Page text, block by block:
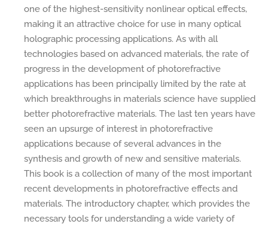
one of the highest-sensitivity nonlinear optical effects,
making it an attractive choice for use in many optical
holographic processing applications. As with all
technologies based on advanced materials, the rate of
progress in the development of photorefractive
applications has been principally limited by the rate at
which breakthroughs in materials science have supplied
better photorefractive materials. The last ten years have
seen an upsurge of interest in photorefractive
applications because of several advances in the
synthesis and growth of new and sensitive materials.
This book is a collection of many of the most important
recent developments in photorefractive effects and
materials. The introductory chapter, which provides the
necessary tools for understanding a wide variety of